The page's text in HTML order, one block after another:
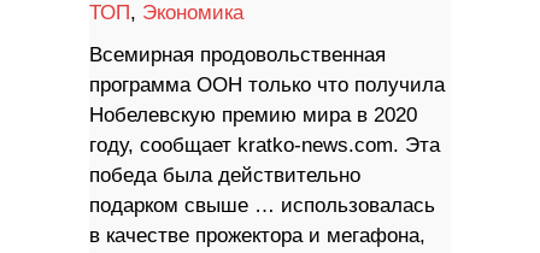
ТОП, Экономика
Всемирная продовольственная
программа ООН только что получила
Нобелевскую премию мира в 2020
году, сообщает kratko-news.com. Эта
победа была действительно
подарком свыше … использовалась
в качестве прожектора и мегафона,